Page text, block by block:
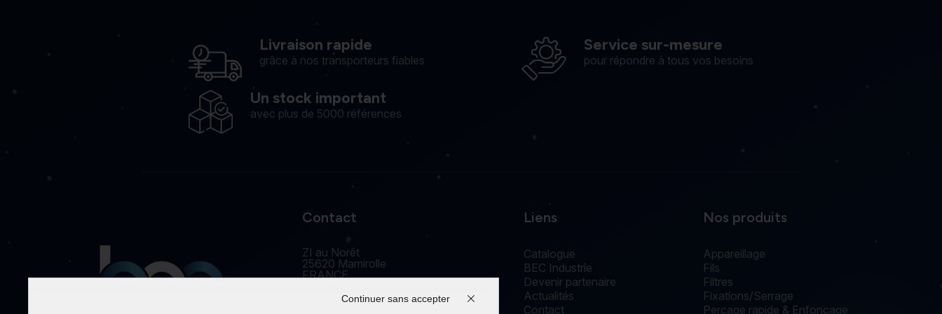
Livraison rapide
grâce à nos transporteurs fiables
Service sur-mesure
pour répondre à tous vos besoins
Un stock important
avec plus de 5000 références
Contact
ZI au Norêt
25620 Mamirolle
FRANCE
+33(0) 3 81 55 77 44
Liens
Catalogue
BEC Industrie
Devenir partenaire
Actualités
Contact
Nos produits
Appareillage
Fils
Filtres
Fixations/Serrage
Perçage rapide & Enfonçage
Continuer sans accepter